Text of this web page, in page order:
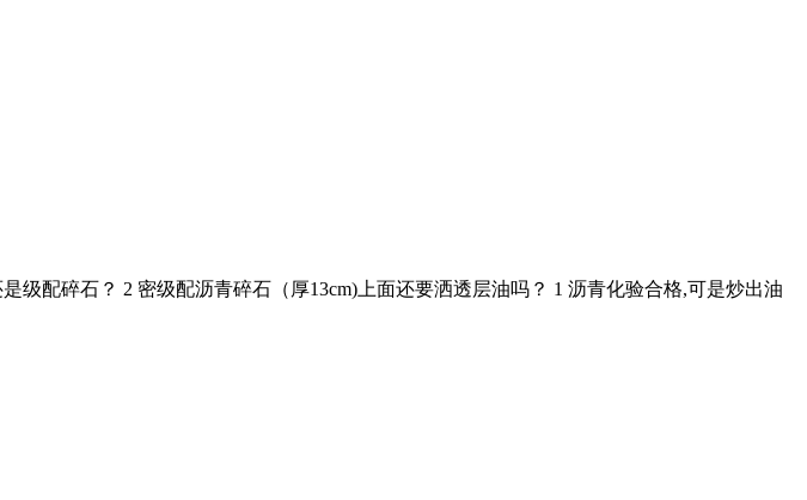
配碎石？ 2 密级配沥青碎石（厚13cm)上面还要洒透层油吗？ 1 沥青化验合格,可是炒出油